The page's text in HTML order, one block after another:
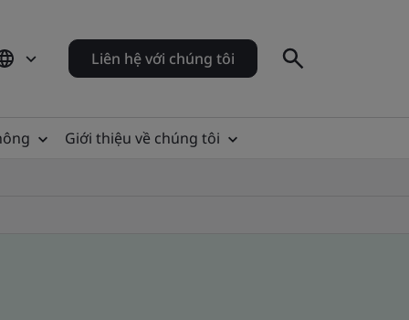
Liên hệ với chúng tôi
Giới thiệu về chúng tôi